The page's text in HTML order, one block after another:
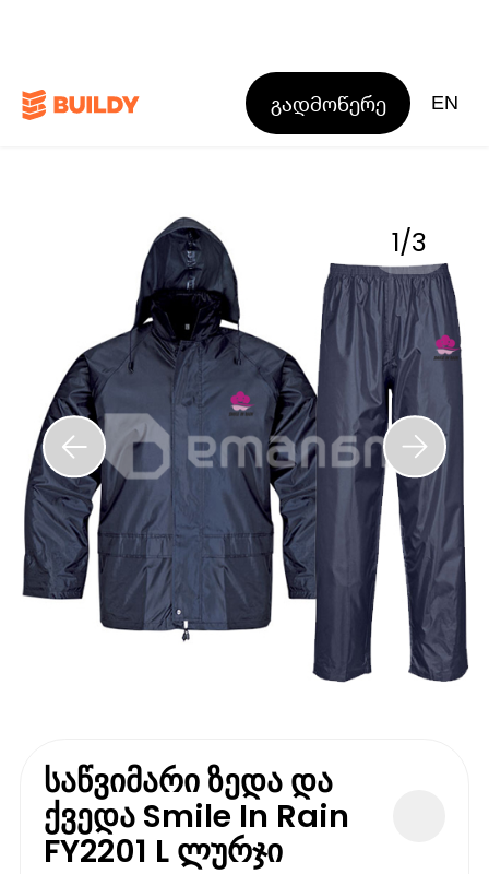
გადმოწერე EN
1/3
საწვიმარი ზედა და
ქვედა Smile In Rain
FY2201 L ლურჯი